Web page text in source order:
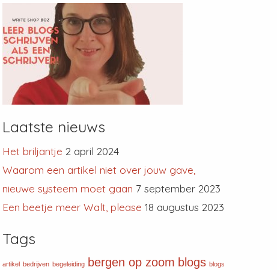
Laatste nieuws
Het briljantje 2 april 2024
Waarom een artikel niet over jouw gave,
nieuwe systeem moet gaan 7 september 2023
Een beetje meer Walt, please 18 augustus 2023
Tags
artikel bedrijven begeleiding bergen op zoom blogs blogs